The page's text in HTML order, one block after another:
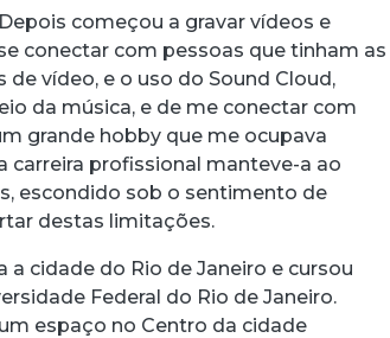
começou a gravar vídeos e
conectar com pessoas que tinham as
vídeo, e o uso do Sound Cloud,
da música, e de me conectar com
grande hobby que me ocupava
carreira profissional manteve-a ao
escondido sob o sentimento de
destas limitações.
cidade do Rio de Janeiro e cursou
Federal do Rio de Janeiro.
espaço no Centro da cidade